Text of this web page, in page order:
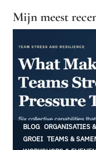
Mijn meest
BLOG, ORGANISATIES
GROEI, TEAMS &